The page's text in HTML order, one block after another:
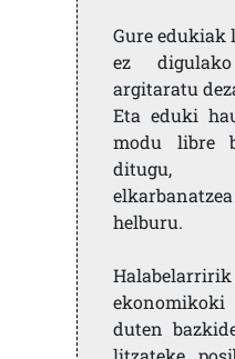
Gure
ez
argitaratu
Eta eduki
modu libre
ditugu,
helburu.
duten